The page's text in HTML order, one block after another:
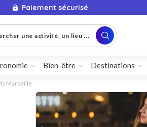
Paiement sécurisé
une activité, un lieu ...
Bien-être Destinations
Marseille